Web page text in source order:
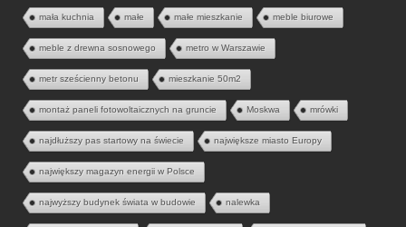
mała kuchnia małe małe mieszkanie meble biurowe
meble z drewna sosnowego metro w Warszawie
metr sześcienny betonu mieszkanie 50m2
montaż paneli fotowoltaicznych na gruncie Moskwa mrówki
najdłuższy pas startowy na świecie największe miasto Europy
największy magazyn energii w Polsce
najwyższy budynek świata w budowie nalewka